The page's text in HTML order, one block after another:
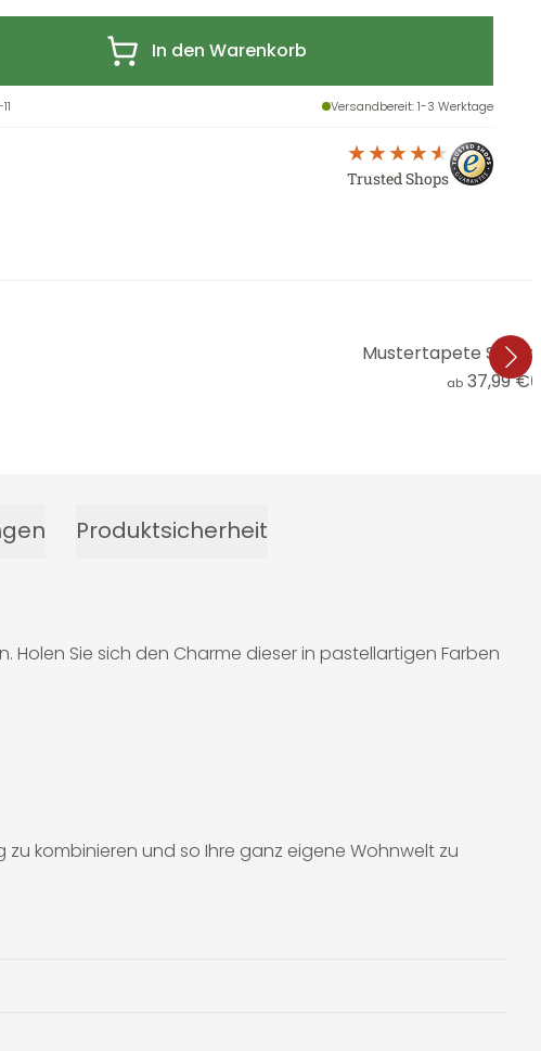
In den Warenkorb
Versandbereit: 1-3 Werktage
Trusted Shops
Mustertapete
ab 37,99 €(
Produktsicherheit
Sie sich den Charme dieser in pastellartigen Farben
kombinieren und so Ihre ganz eigene Wohnwelt zu